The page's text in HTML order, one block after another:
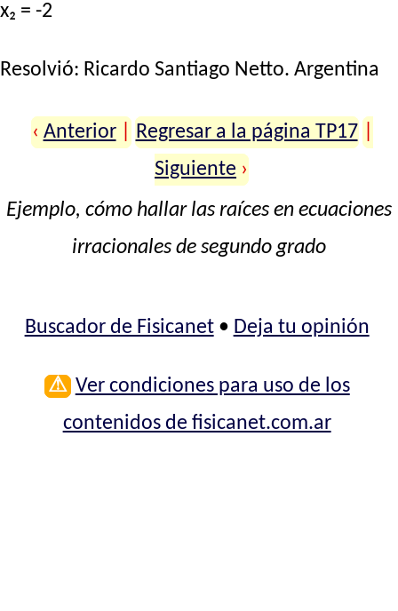
x₂ = -2
Resolvió: Ricardo Santiago Netto. Argentina
‹ Anterior Regresar a la página TP17
Siguiente ›
Ejemplo, cómo hallar las raíces en ecuaciones
irracionales de segundo grado
Buscador de Fisicanet• Deja tu opinión
⚠ Ver condiciones para uso de los
contenidos de fisicanet.com.ar